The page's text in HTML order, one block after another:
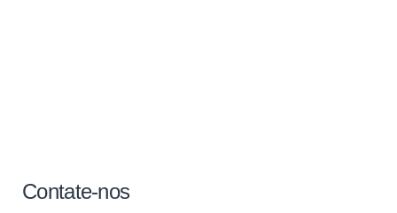
Contate-nos